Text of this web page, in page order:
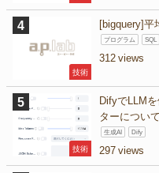
技術
[bigquery]平
プログラム SQL
312
技術
DifyでLLM
ターについて
生成AI Dify
297